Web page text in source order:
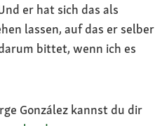
er hat sich das als
lassen, auf das er selber
bittet, wenn ich es
González kannst du dir